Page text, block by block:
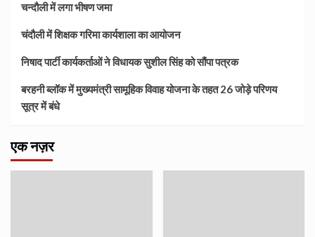
चन्दौली में लगा भीषण जमा
चंदौली में शिक्षक गरिमा कार्यशाला का आयोजन
निषाद पार्टी कार्यकर्ताओं ने विधायक सुशील सिंह को सौंपा पत्रक
बरहनी ब्लॉक में मुख्यमंत्री सामूहिक विवाह योजना के तहत 26 जोड़े परिणय
सूत्र में बंधे
एक नज़र